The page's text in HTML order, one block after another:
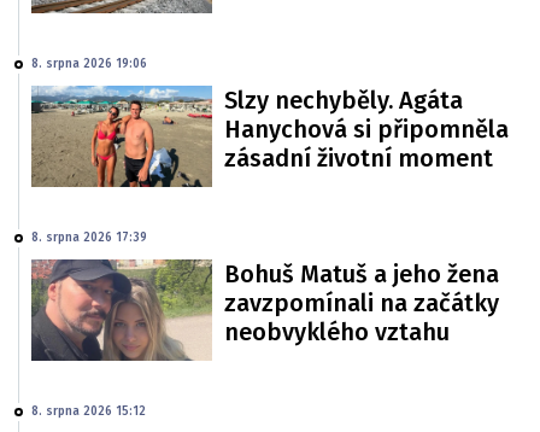
8. srpna 2026 19:06
Slzy nechyběly. Agáta
Hanychová si připomněla
zásadní životní moment
8. srpna 2026 17:39
Bohuš Matuš a jeho žena
zavzpomínali na začátky
neobvyklého vztahu
8. srpna 2026 15:12